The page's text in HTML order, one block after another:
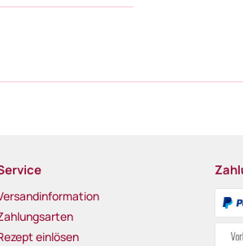
einlösen